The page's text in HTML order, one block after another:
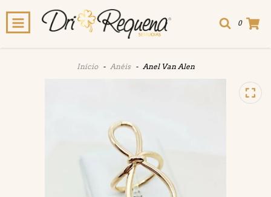
0
Início - Anéis - Anel Van Alen